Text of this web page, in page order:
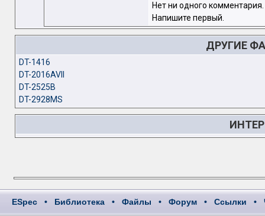
Нет ни одного комментария.
Напишите первый.
ДРУГИЕ
DT-1416
DT-2016AVII
DT-2525B
DT-2928MS
ESpec • Библиотека • Файлы • Форум • Ссылки •